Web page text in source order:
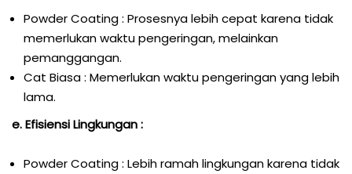
Powder Coating : Prosesnya lebih cepat karena tidak
memerlukan waktu pengeringan, melainkan
pemanggangan.
Cat Biasa : Memerlukan waktu pengeringan yang lebih
lama.
e. Efisiensi Lingkungan :
Powder Coating : Lebih ramah lingkungan karena tidak